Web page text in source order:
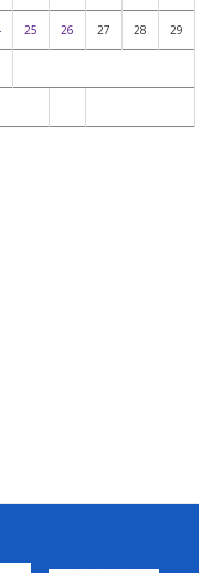
25 26 27 28 29